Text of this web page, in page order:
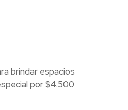
brindar espacios
por $4.500